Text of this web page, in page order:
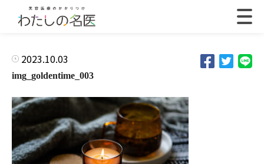
2023.10.03
img_goldentime_003